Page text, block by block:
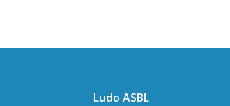
Ludo ASBL